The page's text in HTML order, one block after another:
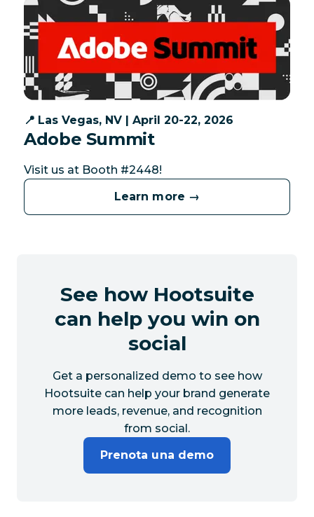
📍 Las Vegas, NV | April 20-22, 2026
Adobe Summit
Visit us at Booth #2448!
Learn more →
See how Hootsuite
can help you win on
social
Get a personalized demo to see how
Hootsuite can help your brand generate
more leads, revenue, and recognition
from social.
Prenota una demo